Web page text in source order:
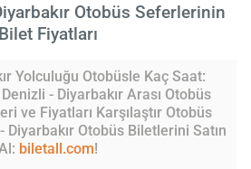
Otobüs Seferlerinin
Bilet Fiyatları
Yolculuğu Otobüsle Kaç Saat:
- Diyarbakır Arası Otobüs
ve Fiyatları Karşılaştır Otobüs
Otobüs Biletlerini Satın
biletall.com!